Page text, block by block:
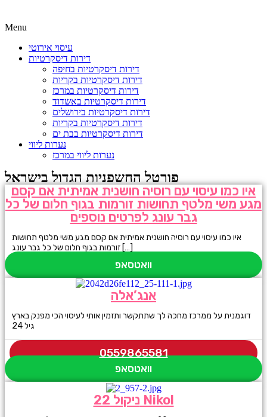
Menu
עיסוי אירוטי
דירות דיסקרטיות
דירות דיסקרטיות בחיפה
דירות דיסקרטיות בקריות
דירות דיסקרטיות במרכז
דירות דיסקרטיות באשדוד
דירות דיסקרטיות בירושלים
דירות דיסקרטיות בקריות
דירות דיסקרטיות בבת ים
נערות ליווי
נערות ליווי במרכז
פורטל החשפניות הגדול בישראל
איו כמו עיסוי עם רוסיה חושנית אמיתית אם קסם
מגע משי מלטף תחושות זורמות בגוף חלום של כל
גבר עונג לפרטים נוספים
איו כמו עיסוי עם רוסיה חושנית אמיתית אם קסם מגע משי מלטף תחושות
זורמות בגוף חלום של כל גבר עונג […]
וואטסאפ
אנג’אלה
דוגמנית על ממרכז מחכה לך שתתקשר ותזמין אותי לעיסוי הכי מפנק בארץ
גיל 24
0559865581
וואטסאפ
ניקול 22 Nikol